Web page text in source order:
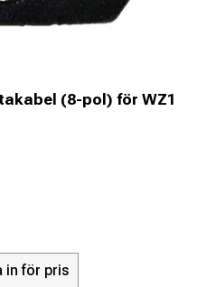
(8-pol) för WZ1
in för pris